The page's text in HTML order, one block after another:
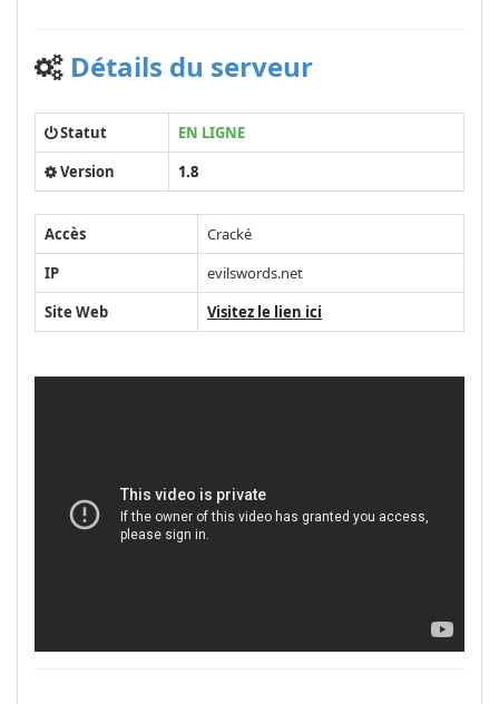
Détails du serveur
Statut
EN LIGNE
Version
1.8
Accès
Cracké
IP
evilswords.net
Site Web
Visitez le lien ici